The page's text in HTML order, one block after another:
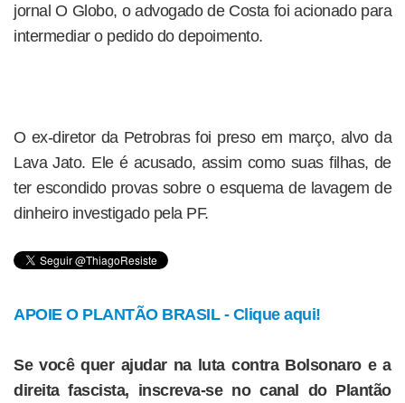
jornal O Globo, o advogado de Costa foi acionado para
intermediar o pedido do depoimento.
O ex-diretor da Petrobras foi preso em março, alvo da
Lava Jato. Ele é acusado, assim como suas filhas, de
ter escondido provas sobre o esquema de lavagem de
dinheiro investigado pela PF.
APOIE O PLANTÃO BRASIL - Clique aqui!
Se você quer ajudar na luta contra Bolsonaro e a
direita fascista, inscreva-se no canal do Plantão